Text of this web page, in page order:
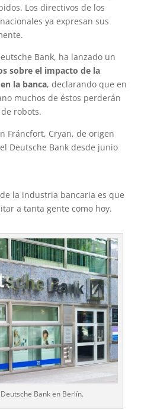
Los directivos de los
ya expresan sus
Bank, ha lanzado un
sobre el impacto de la
la banca, declarando que en
muchos de éstos perderán
robots.
Fráncfort, Cryan, de origen
Deutsche Bank desde junio
la industria bancaria es que
a tanta gente como hoy.
Bank en Berlín.